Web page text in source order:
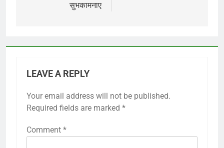
सुभकामनाए
LEAVE A REPLY
Your email address will not be published.
Required fields are marked *
Comment *